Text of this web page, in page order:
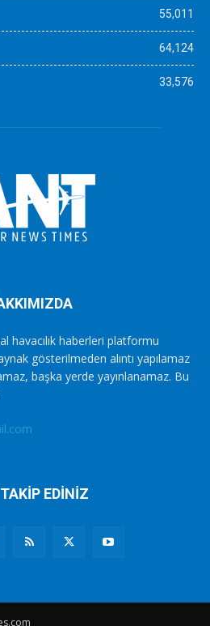
55,011
64,124
33,576
havacılık haberleri platformu
gösterilmeden alıntı yapılamaz
başka yerde yayınlanamaz. Bu
EDİNİZ